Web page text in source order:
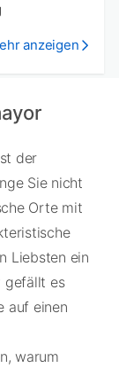
anzeigen
der
Sie nicht
Orte mit
Liebsten ein
gefällt es
auf einen
warum